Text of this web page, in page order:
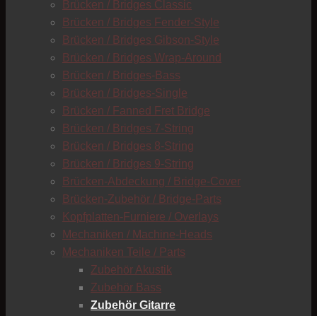
Brücken / Bridges Classic
Brücken / Bridges Fender-Style
Brücken / Bridges Gibson-Style
Brücken / Bridges Wrap-Around
Brücken / Bridges-Bass
Brücken / Bridges-Single
Brücken / Fanned Fret Bridge
Brücken / Bridges 7-String
Brücken / Bridges 8-String
Brücken / Bridges 9-String
Brücken-Abdeckung / Bridge-Cover
Brücken-Zubehör / Bridge-Parts
Kopfplatten-Furniere / Overlays
Mechaniken / Machine-Heads
Mechaniken Teile / Parts
Zubehör Akustik
Zubehör Bass
Zubehör Gitarre